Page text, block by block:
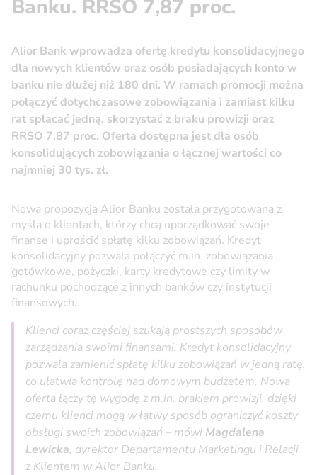
Banku. RRSO 7,87 proc.
Alior Bank wprowadza ofertę kredytu konsolidacyjnego
dla nowych klientów oraz osób posiadających konto w
banku nie dłużej niż 180 dni. W ramach promocji można
połączyć dotychczasowe zobowiązania i zamiast kilku
rat spłacać jedną, skorzystać z braku prowizji oraz
RRSO 7,87 proc. Oferta dostępna jest dla osób
konsolidujących zobowiązania o łącznej wartości co
najmniej 30 tys. zł.
Nowa propozycja Alior Banku została przygotowana z
myślą o klientach, którzy chcą uporządkować swoje
finanse i uprościć spłatę kilku zobowiązań. Kredyt
konsolidacyjny pozwala połączyć m.in. zobowiązania
gotówkowe, pożyczki, karty kredytowe czy limity w
rachunku pochodzące z innych banków czy instytucji
finansowych.
Klienci coraz częściej szukają prostszych sposobów
zarządzania swoimi finansami. Kredyt konsolidacyjny
pozwala zamienić spłatę kilku zobowiązań w jedną ratę,
co ułatwia kontrolę nad domowym budżetem. Nowa
oferta łączy tę wygodę z m.in. brakiem prowizji, dzięki
czemu klienci mogą w łatwy sposób ograniczyć koszty
obsługi swoich zobowiązań – mówi Magdalena
Lewicka, dyrektor Departamentu Marketingu i Relacji
z Klientem w Alior Banku.